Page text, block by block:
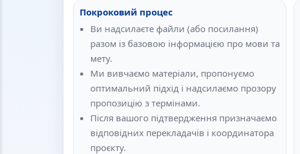
Покроковий процес
Ви надсилаєте файли (або посилання)
разом із базовою інформацією про мови та
мету.
Ми вивчаємо матеріали, пропонуємо
оптимальний підхід і надсилаємо прозору
пропозицію з термінами.
Після вашого підтвердження призначаємо
відповідних перекладачів і координатора
проєкту.